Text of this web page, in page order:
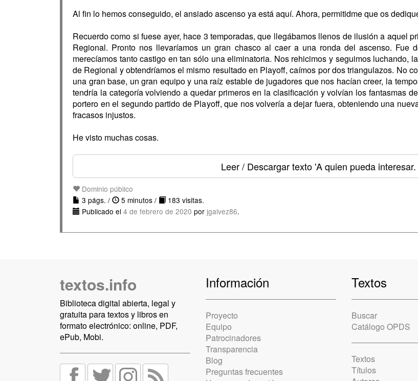
Al fin lo hemos conseguido, el ansiado ascenso ya está aquí. Ahora, permitidme que os
Recuerdo como si fuese ayer, hace 3 temporadas, que llegábamos llenos de ilusión a aquel
Regional. Pronto nos llevaríamos un gran chasco al caer a una ronda del ascenso. Fue
merecíamos tanto castigo en tan sólo una eliminatoria. Nos rehicimos y seguimos luchando,
de Regional y obtendríamos el mismo resultado en Playoff, caímos por dos triangulazos. No
una gran base, un gran equipo y una raíz estable de jugadores que nos hacían creer, la
tendría la categoría volviendo a quedar primeros en la clasificación y volvían los fantasmas
portero en el segundo partido de Playoff, que nos volvería a dejar fuera, obteniendo una
fracasos injustos.
He visto muchas cosas.
Leer / Descargar texto'A quien pueda
Dominio público
3 págs. /
5 minutos /
183 visitas.
Publicado el 4 de febrero de 2020 por jgalvez86.
textos.info
Biblioteca digital abierta, legal y
gratuita para textos y libros en
formato electrónico: online, PDF,
ePub, Mobi.
Información
Proyecto
Equipo
Patrocinadores
Transparencia
Blog
Preguntas frecuentes
Textos
Buscar
Catálogo OPDS
Textos
Títulos